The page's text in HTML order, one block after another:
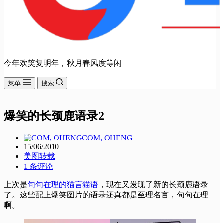
今年欢笑复明年，秋月春风度等闲
菜单 搜索
爆笑的长颈鹿语录2
COM, OHENG
15/06/2010
美图转载
1 条评论
上次是句句在理的猫言猫语 ，现在又发现了新的长颈鹿语录
了。这些配上爆笑图片的语录还真都是至理名言，句句在理
啊。